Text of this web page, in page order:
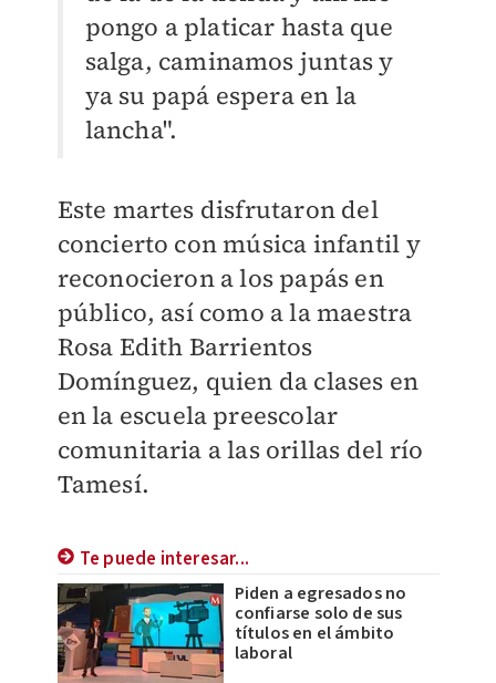
pongo a platicar hasta que
salga, caminamos juntas y
ya su papá espera en la
lancha".
Este martes disfrutaron del
concierto con música infantil y
reconocieron a los papás en
público, así como a la maestra
Rosa Edith Barrientos
Domínguez, quien da clases en
en la escuela preescolar
comunitaria a las orillas del río
Tamesí.
Te puede interesar...
Piden a egresados no
confiarse solo de sus
títulos en el ámbito
laboral